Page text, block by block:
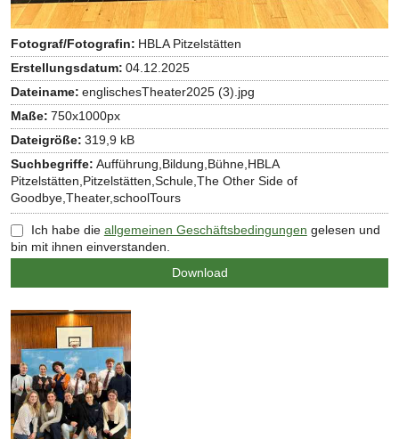
Fotograf/Fotografin: HBLA Pitzelstätten
Erstellungsdatum: 04.12.2025
Dateiname: englischesTheater2025 (3).jpg
Maße: 750x1000px
Dateigröße: 319,9 kB
Suchbegriffe: Aufführung,Bildung,Bühne,HBLA
Pitzelstätten,Pitzelstätten,Schule,The Other Side of
Goodbye,Theater,schoolTours
Ich habe die allgemeinen Geschäftsbedingungen gelesen und
bin mit ihnen einverstanden.